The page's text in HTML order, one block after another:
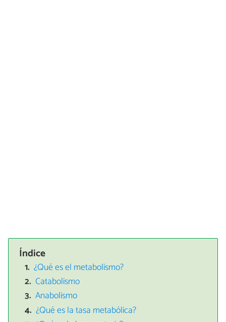
Índice
¿Qué es el metabolismo?
Catabolismo
Anabolismo
¿Qué es la tasa metabólica?